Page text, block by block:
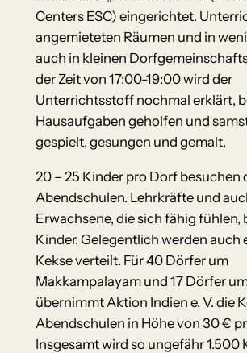
Centers ESC) eingerichtet.
angemieteten Räumen und in
auch in kleinen
der Zeit von 17:00-19:00 wird der
Unterrichtsstoff nochmal erklärt,
Hausaufgaben geholfen und
gespielt, gesungen und gemalt.
20 – 25 Kinder pro Dorf besuchen
Abendschulen. Lehrkräfte und
Erwachsene, die sich fähig fühlen,
Kinder. Gelegentlich werden auch
Kekse verteilt. Für 40 Dörfer um
Makkampalayam und 17 Dörfer
übernimmt Aktion Indien e. V. die
Abendschulen in Höhe von 30 €
Insgesamt wird so ungefähr 1.500